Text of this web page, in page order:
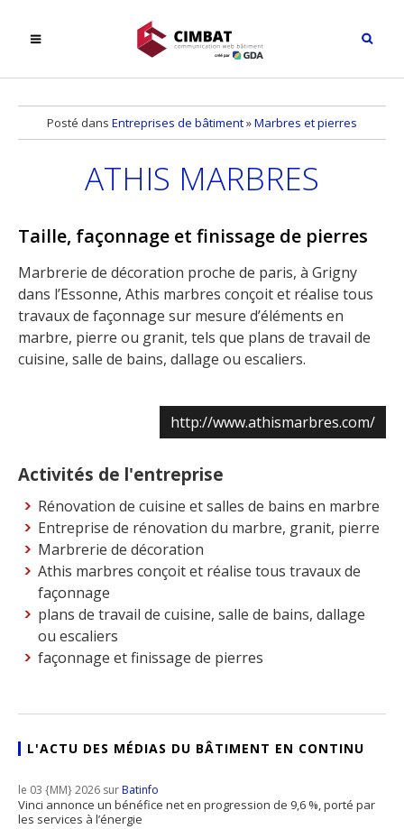
Posté dans Entreprises de bâtiment»Marbres et pierres
ATHIS MARBRES
Taille, façonnage et finissage de pierres
Marbrerie de décoration proche de paris, à Grigny
dans l’Essonne, Athis marbres conçoit et réalise tous
travaux de façonnage sur mesure d’éléments en
marbre, pierre ou granit, tels que plans de travail de
cuisine, salle de bains, dallage ou escaliers.
http://www.athismarbres.com/
Activités de l'entreprise
Rénovation de cuisine et salles de bains en marbre
Entreprise de rénovation du marbre, granit, pierre
Marbrerie de décoration
Athis marbres conçoit et réalise tous travaux de
façonnage
plans de travail de cuisine, salle de bains, dallage
ou escaliers
façonnage et finissage de pierres
L'ACTU DES MÉDIAS DU BÂTIMENT EN CONTINU
le 03 {MM} 2026 surBatinfo
Vinci annonce un bénéfice net en progression de 9,6 %, porté par
les services à l’énergie